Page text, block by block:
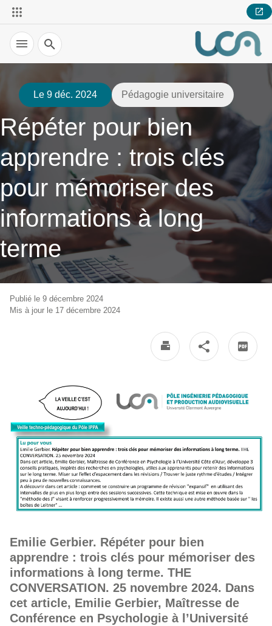
Recherche
Le 9 déc. 2024 Pédagogie universitaire
Répéter pour bien
apprendre : trois clés
pour mémoriser des
informations à long
terme
Publié le 9 décembre 2024
Mis à jour le 17 décembre 2024
Emilie Gerbier. Répéter pour bien
apprendre : trois clés pour mémoriser des
informations à long terme. THE
CONVERSATION. 25 novembre 2024. Dans
cet article, Emilie Gerbier, Maîtresse de
Conférence en Psychologie à l’Université